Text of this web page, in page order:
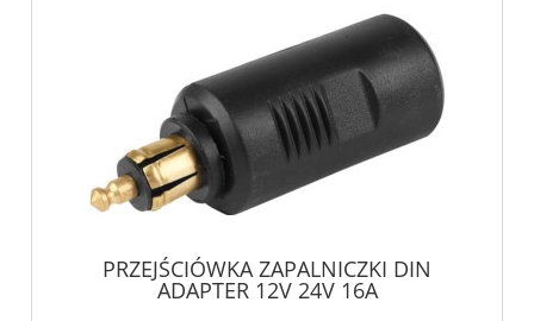
PRZEJŚCIÓWKA ZAPALNICZKI DIN
ADAPTER 12V 24V 16A